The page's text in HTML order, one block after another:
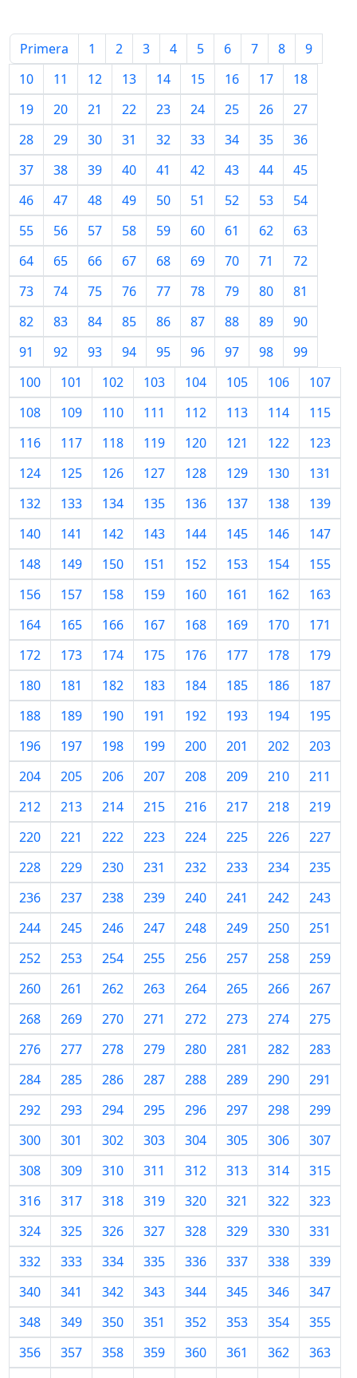
Primera 1 2 3 4 5 6 7 8
9
10
11 12 13 14 15 16 17
18
19
20 21 22 23 24 25 26
27
28
29 30 31 32 33 34 35
36
37
38 39 40 41 42 43 44
45
46
47 48 49 50 51 52 53
54
55
56 57 58 59 60 61 62
63
64
65 66 67 68 69 70 71
72
73
74 75 76 77 78 79 80
81
82
83 84 85 86 87 88 89
90
91
92 93 94 95 96 97 98
99
100
101 102 103 104 105 106
107
108
109 110 111 112 113 114
115
116
117 118 119 120 121 122
123
124
125 126 127 128 129 130
131
132
133 134 135 136 137 138
139
140
141 142 143 144 145 146
147
148
149 150 151 152 153 154
155
156
157 158 159 160 161 162
163
164
165 166 167 168 169 170
171
172
173 174 175 176 177 178
179
180
181 182 183 184 185 186
187
188
189 190 191 192 193 194
195
196
197 198 199 200 201 202
203
204
205 206 207 208 209 210
211
212
213 214 215 216 217 218
219
220
221 222 223 224 225 226
227
228
229 230 231 232 233 234
235
236
237 238 239 240 241 242
243
244
245 246 247 248 249 250
251
252
253 254 255 256 257 258
259
260
261 262 263 264 265 266
267
268
269 270 271 272 273 274
275
276
277 278 279 280 281 282
283
284
285 286 287 288 289 290
291
292
293 294 295 296 297 298
299
300
301 302 303 304 305 306
307
308
309 310 311 312 313 314
315
316
317 318 319 320 321 322
323
324
325 326 327 328 329 330
331
332
333 334 335 336 337 338
339
340
341 342 343 344 345 346
347
348
349 350 351 352 353 354
355
356
357 358 359 360 361 362
363